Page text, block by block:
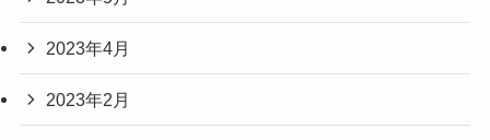
2023年4月
2023年2月